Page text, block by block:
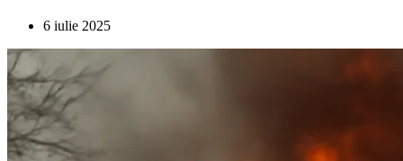
6 iulie 2025